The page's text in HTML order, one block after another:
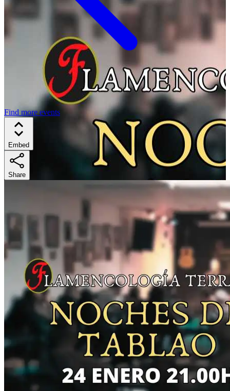
Find more events
Embed
Share